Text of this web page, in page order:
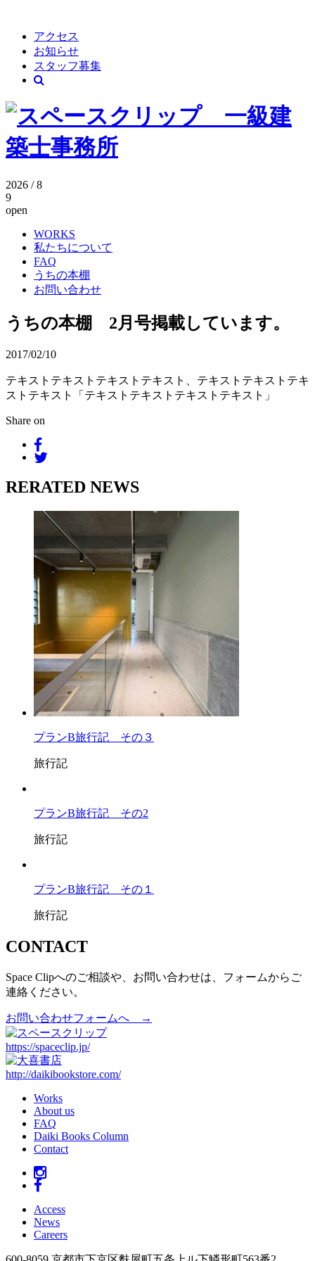
アクセス
お知らせ
スタッフ募集
2026 / 8
9
open
WORKS
私たちについて
FAQ
うちの本棚
お問い合わせ
うちの本棚 2月号掲載しています。
2017/02/10
テキストテキストテキストテキスト、テキストテキストテキ
ストテキスト「テキストテキストテキストテキスト」
Share on
RERATED NEWS
プランB旅行記 その３
旅行記
プランB旅行記 その2
旅行記
プランB旅行記 その１
旅行記
CONTACT
Space Clipへのご相談や、お問い合わせは、フォームからご
連絡ください。
お問い合わせフォームへ →
https://spaceclip.jp/
http://daikibookstore.com/
Works
About us
FAQ
Daiki Books Column
Contact
Access
News
Careers